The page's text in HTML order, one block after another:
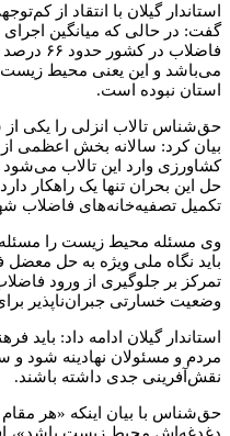
استاندار گیلان با انتقاد از
گفت: در حالی که میانگین
می‌باشد و این یعنی محیط
استان نبوده است.
حق‌شناس تالاب انزلی را یکی
بیان کرد: سالانه بخش اعظمی
کشاورزی وارد این تالاب می‌شود
حل این بحران تنها یک راهکار
تکمیل تصفیه‌خانه‌های فاضلاب
وی مسئله محیط زیست را
باید نگاه ملی ویژه به حل معضل
تمرکز بر جلوگیری از ورود
وضعیت خسارتی جبران‌ناپذیر
استاندار گیلان ادامه داد:
مردم و مسئولان نهادینه شود و
نقش‌آفرینی جدی داشته باشند.
حق‌شناس با بیان اینکه «هر مقام